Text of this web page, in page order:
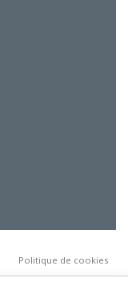
Politique de cookies